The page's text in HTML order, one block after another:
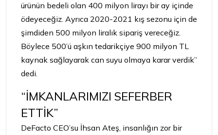
ürünün bedeli olan 400 milyon lirayı bir ay içinde
ödeyeceğiz. Ayrıca 2020-2021 kış sezonu için de
şimdiden 500 milyon liralık sipariş vereceğiz.
Böylece 500’ü aşkın tedarikçiye 900 milyon TL
kaynak sağlayarak can suyu olmaya karar verdik”
dedi.
“İMKANLARIMIZI SEFERBER
ETTİK”
DeFacto CEO’su İhsan Ateş, insanlığın zor bir